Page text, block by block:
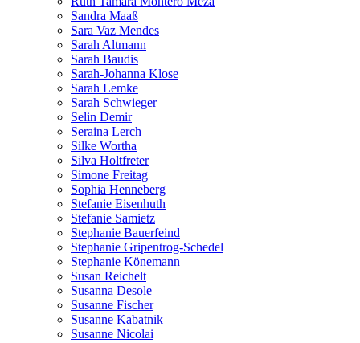
Sandra Maaß
Sara Vaz Mendes
Sarah Altmann
Sarah Baudis
Sarah-Johanna Klose
Sarah Lemke
Sarah Schwieger
Selin Demir
Seraina Lerch
Silke Wortha
Silva Holtfreter
Simone Freitag
Sophia Henneberg
Stefanie Eisenhuth
Stefanie Samietz
Stephanie Bauerfeind
Stephanie Gripentrog-Schedel
Stephanie Könemann
Susan Reichelt
Susanna Desole
Susanne Fischer
Susanne Kabatnik
Susanne Nicolai